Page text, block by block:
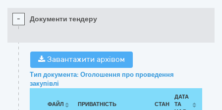
- Документи тендеру
Завантажити архівом
Тип документа: Оголошення про проведення
закупівлі
ФАЙЛ ПРИВАТНІСТЬ СТАН
ДАТА
ТА